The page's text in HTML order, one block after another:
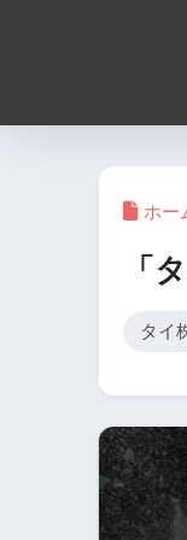
ホー
「
タイ